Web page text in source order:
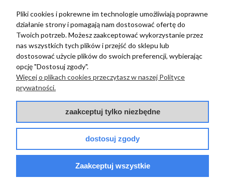
LIG031NO BATERIA
WANNOWA
Paffoni
PAFFONI LIGHT
LIG032BO BATERIA
WANNOWA
WOLNOSTOJĄCA
Pliki cookies i pokrewne im technologie umożliwiają poprawne
działanie strony i pomagają nam dostosować ofertę do
Twoich potrzeb. Możesz zaakceptować wykorzystanie przez
nas wszystkich tych plików i przejść do sklepu lub
dostosować użycie plików do swoich preferencji, wybierając
opcję "Dostosuj zgody".
Więcej o plikach cookies przeczytasz w naszej Polityce
prywatności.
zaakceptuj tylko niezbędne
dostosuj zgody
Zaakceptuj wszystkie